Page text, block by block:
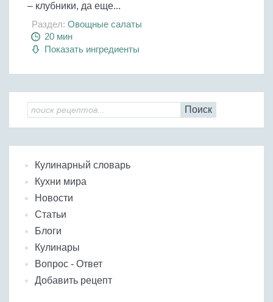
– клубники, да еще...
Раздел: Овощные салаты
20 мин
Показать ингредиенты
Поиск
Кулинарный словарь
Кухни мира
Новости
Статьи
Блоги
Кулинары
Вопрос - Ответ
Добавить рецепт